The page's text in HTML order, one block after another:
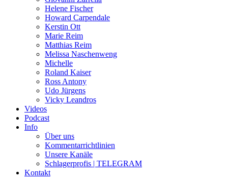
Helene Fischer
Howard Carpendale
Kerstin Ott
Marie Reim
Matthias Reim
Melissa Naschenweng
Michelle
Roland Kaiser
Ross Antony
Udo Jürgens
Vicky Leandros
Videos
Podcast
Info
Über uns
Kommentarrichtlinien
Unsere Kanäle
Schlagerprofis | TELEGRAM
Kontakt